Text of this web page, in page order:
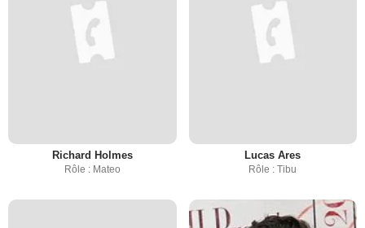
Richard Holmes
Rôle : Mateo
Lucas Ares
Rôle : Tibu